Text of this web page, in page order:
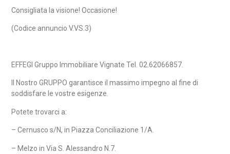
Consigliata la visione! Occasione!
(Codice annuncio V.VS.3)
EFFEGI Gruppo Immobiliare Vignate Tel. 02.62066857.
Il Nostro GRUPPO garantisce il massimo impegno al fine di
soddisfare le vostre esigenze.
Potete trovarci a:
– Cernusco s/N, in Piazza Conciliazione 1/A.
– Melzo in Via S. Alessandro N.7.